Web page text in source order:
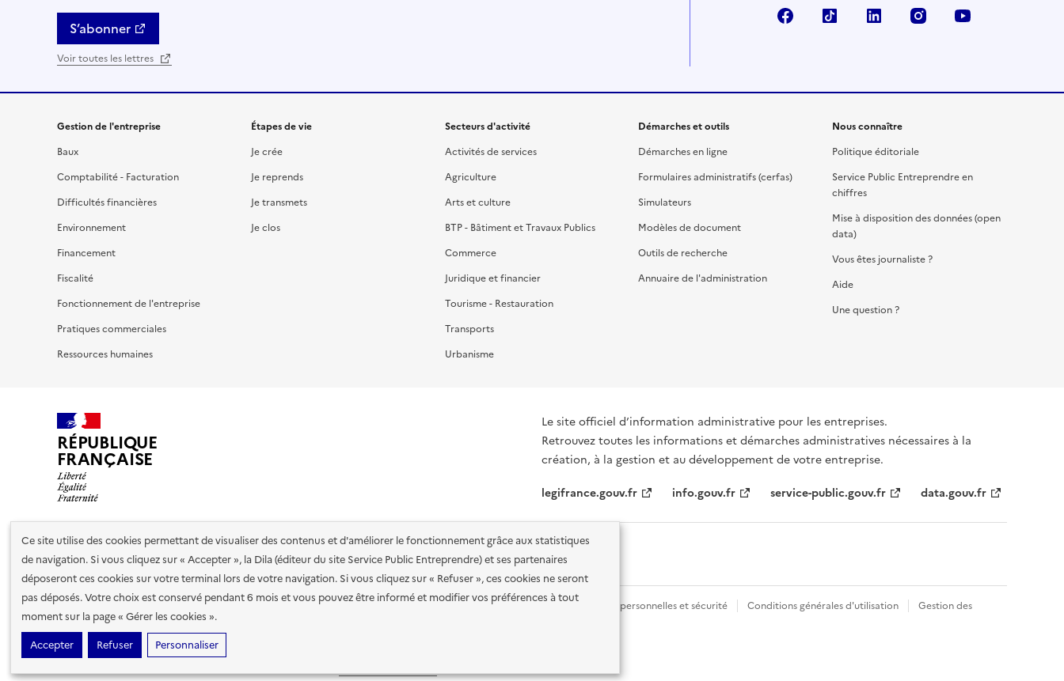
Ce site utilise des cookies permettant de visualiser des contenus et d'améliorer le fonctionnement grâce aux statistiques
de navigation. Si vous cliquez sur « Accepter », la Dila (éditeur du site Service Public Entreprendre) et ses partenaires
déposeront ces cookies sur votre terminal lors de votre navigation. Si vous cliquez sur « Refuser », ces cookies ne seront
pas déposés. Votre choix est conservé pendant 6 mois et vous pouvez être informé et modifier vos préférences à tout
moment sur la page « Gérer les cookies ».
Accepter
Refuser Personnaliser
S’abonner
Voir toutes les lettres
FacebookTikTok Linkedin Instagram
Gestion de l'entreprise
Baux
Comptabilité - Facturation
Difficultés financières
Environnement
Financement
Fiscalité
Fonctionnement de l'entreprise
Pratiques commerciales
Ressources humaines
Étapes de vie
Je crée
Je reprends
Je transmets
Je clos
Secteurs d'activité
Activités de services
Agriculture
Arts et culture
BTP - Bâtiment et Travaux Publics
Commerce
Juridique et financier
Tourisme - Restauration
Transports
Urbanisme
Démarches et outils
Démarches en ligne
Formulaires administratifs (cerfas)
Simulateurs
Modèles de document
Outils de recherche
Annuaire de l'administration
Nous connaître
Politique éditoriale
Service Public Entreprendre en
chiffres
Mise à disposition des données (open
data)
Vous êtes journaliste ?
Aide
Une question ?
RÉPUBLIQUE
FRANÇAISE
Le site officiel d’information administrative pour les entreprises.
Retrouvez toutes les informations et démarches administratives nécessaires à la
création, à la gestion et au développement de votre entreprise.
legifrance.gouv.fr
info.gouv.fr service-public.gouv.fr data.gouv.fr
Nos partenaires
Plan du site Accessibilité : totalement conforme Accessibilité des services en ligne Mentions légales Données personnelles et sécurité Conditions générales d'utilisation
Gestion des
cookies
Paramètres d'affichage